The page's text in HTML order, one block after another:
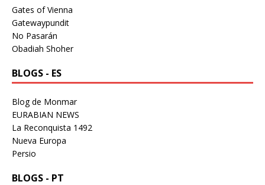
Gates of Vienna
Gatewaypundit
No Pasarán
Obadiah Shoher
BLOGS - ES
Blog de Monmar
EURABIAN NEWS
La Reconquista 1492
Nueva Europa
Persio
BLOGS - PT